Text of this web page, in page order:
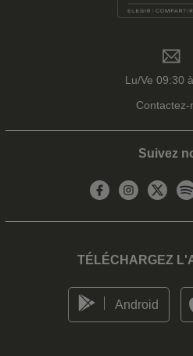
Lu/Ve 09:30
Contactez-
Suivez
TÉLÉCHARGEZ
Android